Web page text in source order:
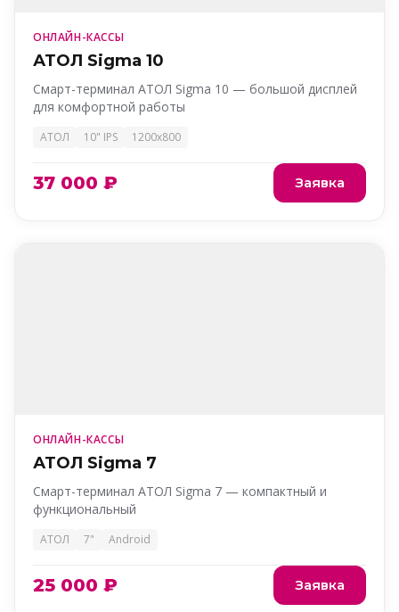
ОНЛАЙН-КАССЫ
АТОЛ Sigma 10
Смарт-терминал АТОЛ Sigma 10 — большой дисплей
для комфортной работы
АТОЛ 10" IPS 1200x800
37 000 ₽ Заявка
ОНЛАЙН-КАССЫ
АТОЛ Sigma 7
Смарт-терминал АТОЛ Sigma 7 — компактный и
функциональный
АТОЛ 7" Android
25 000 ₽ Заявка